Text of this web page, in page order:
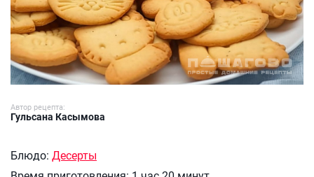
Автор рецепта:
Гульсана Касымова
Блюдо: Десерты